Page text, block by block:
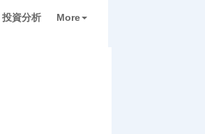
投資分析 More